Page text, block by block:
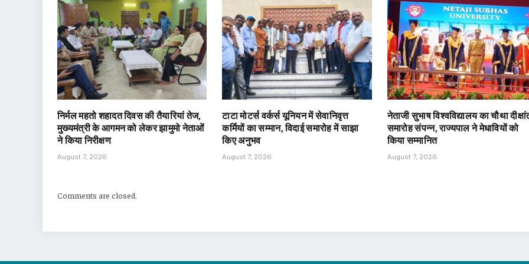
निर्मल महतो शहादत दिवस की तैयारियां तेज,
मुख्यमंत्री के आगमन को लेकर झामुमो नेताओं
ने किया निरीक्षण
August 7, 2026
टाटा मोटर्स वर्कर्स यूनियन में सेवानिवृत्त
कर्मियों का सम्मान, विदाई समारोह में साझा
किए अनुभव
August 7, 2026
नेताजी सुभाष विश्वविद्यालय का चौथा
समारोह संपन्न, राज्यपाल ने मेधावियों को
किया सम्मानित
August 7, 2026
Comments are closed.